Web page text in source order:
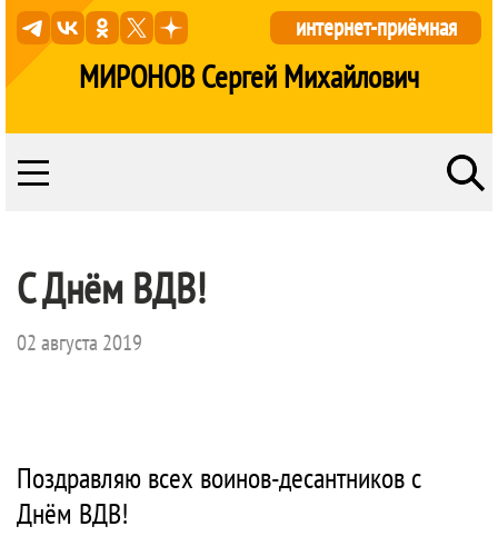
МИРОНОВ Сергей Михайлович
интернет-приёмная
С Днём ВДВ!
02 августа 2019
Поздравляю всех воинов-десантников с
Днём ВДВ!